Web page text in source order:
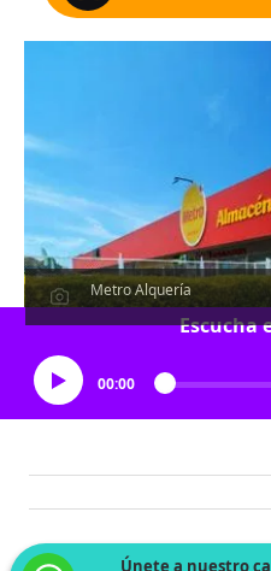
Metro Alquería
Escucha
00:00
Únete a nuestro